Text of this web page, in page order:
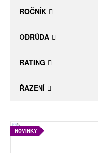
ROČNÍK
ODRŮDA
RATING
ŘAZENÍ
NOVINKY